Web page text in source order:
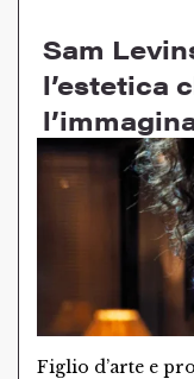
Sam
l’estetica
Figlio d’arte e